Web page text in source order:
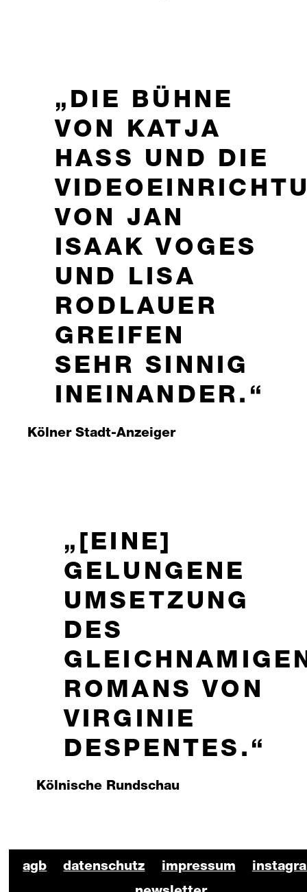
DIE BÜHNE
VON KATJA
HASS UND DIE V
ON JAN I
SAAK VOGES U
ND LISA R
ODLAUER G
REIFEN S
EHR SINNIG I
NEINANDER.
Kölner Stadt-Anzeiger
[EINE]
GELUNGENE
UMSETZUNG
DES
ROMANS VON
VIRGINIE
DESPENTES.
Kölnische Rundschau
agb datenschutz impressum